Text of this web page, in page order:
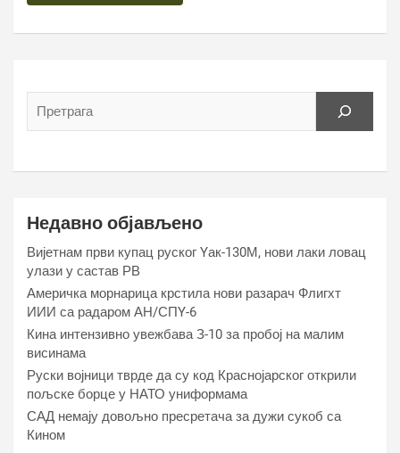
Недавно објављено
Вијетнам први купац руског Yак-130М, нови лаки ловац
улази у састав РВ
Америчка морнарица крстила нови разарач Флигхт
ИИИ са радаром АН/СПY-6
Кина интензивно увежбава З-10 за пробој на малим
висинама
Руски војници тврде да су код Краснојарског открили
пољске борце у НАТО униформама
САД немају довољно пресретача за дужи сукоб са
Кином